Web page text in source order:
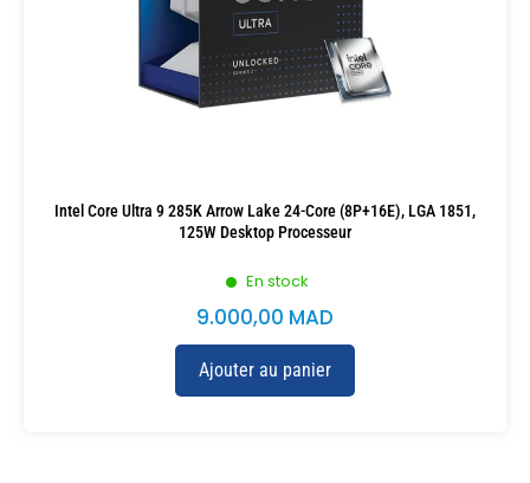
En stock
Intel Core Ultra 9 285K Arrow Lake 24-Core (8P+16E), LGA 1851,
125W Desktop Processeur
9.000,00 MAD
Ajouter au panier